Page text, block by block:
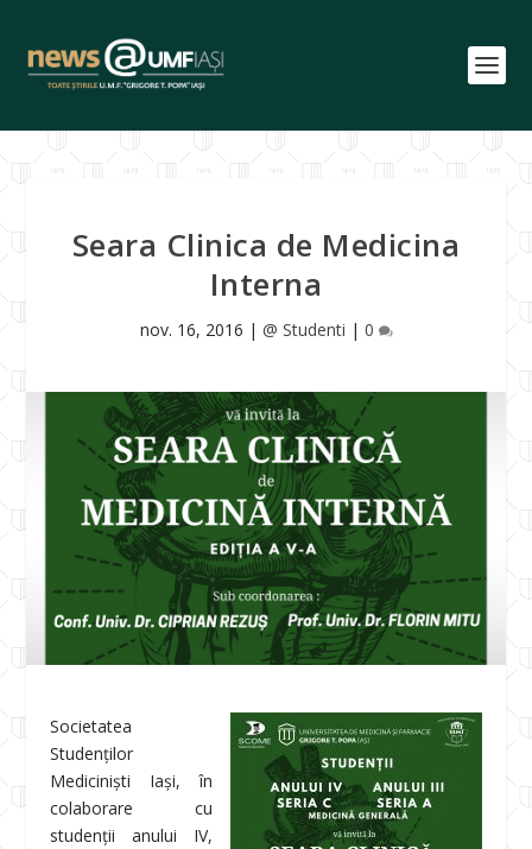
Seara Clinica de Medicina
Interna
nov. 16, 2016 | @ Studenti | 0
Societatea
Studenților
Mediciniști Iași, în
colaborare cu
studenții anului IV,